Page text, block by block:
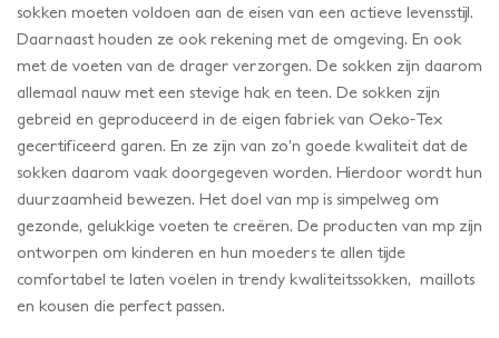
sokken moeten voldoen aan de eisen van een actieve levensstijl.
Daarnaast houden ze ook rekening met de omgeving. En ook
met de voeten van de drager verzorgen. De sokken zijn daarom
allemaal nauw met een stevige hak en teen. De sokken zijn
gebreid en geproduceerd in de eigen fabriek van Oeko-Tex
gecertificeerd garen. En ze zijn van zo’n goede kwaliteit dat de
sokken daarom vaak doorgegeven worden. Hierdoor wordt hun
duurzaamheid bewezen. Het doel van mp is simpelweg om
gezonde, gelukkige voeten te creëren. De producten van mp zijn
ontworpen om kinderen en hun moeders te allen tijde
comfortabel te laten voelen in trendy kwaliteitssokken, maillots
en kousen die perfect passen.